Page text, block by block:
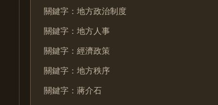
關鍵字：地方政治制度
關鍵字：地方人事
關鍵字：經濟政策
關鍵字：地方秩序
關鍵字：蔣介石